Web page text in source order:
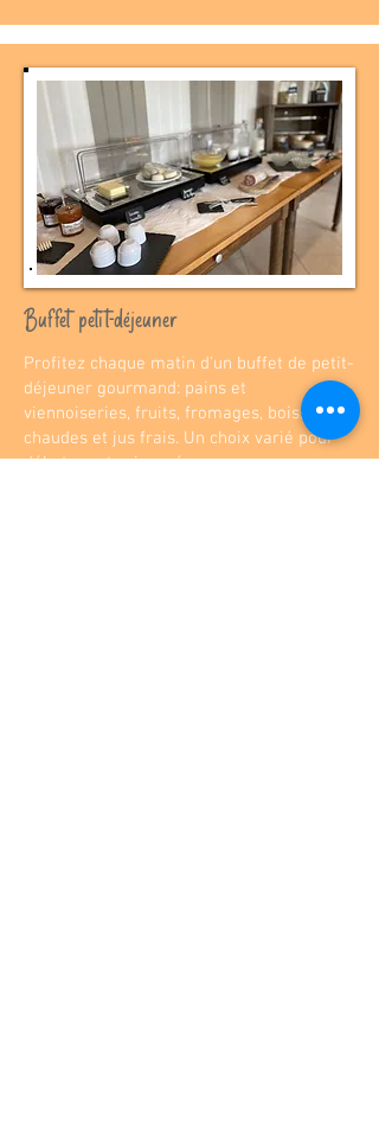
Buffet petit-déjeuner
​Profitez chaque matin d'un buffet de petit-
déjeuner gourmand: pains et
viennoiseries, fruits, fromages, boissons
chaudes et jus frais. Un choix varié pour
débuter votre journée avec saveur.